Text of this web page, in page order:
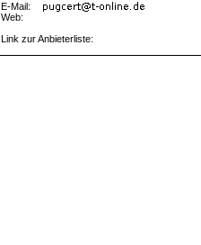
E-Mail:
Web:
Link zur Anbieterliste: